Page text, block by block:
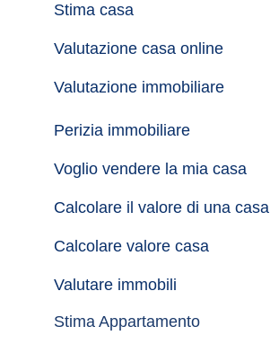
Stima casa
Valutazione casa online
Valutazione immobiliare
Perizia immobiliare
Stima Appartamento
Voglio vendere la mia casa
Calcolare il valore di una casa
Calcolare valore casa
Valutare immobili